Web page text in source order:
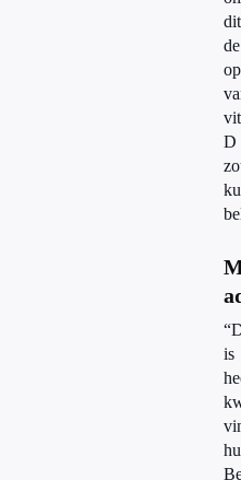
dit
de
D
is